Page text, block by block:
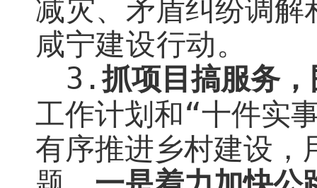
减灾、 矛盾纠纷调解
咸宁建设行动。
3.抓项目搞服务
工作计划 和“十件实
有序推进乡村建设，